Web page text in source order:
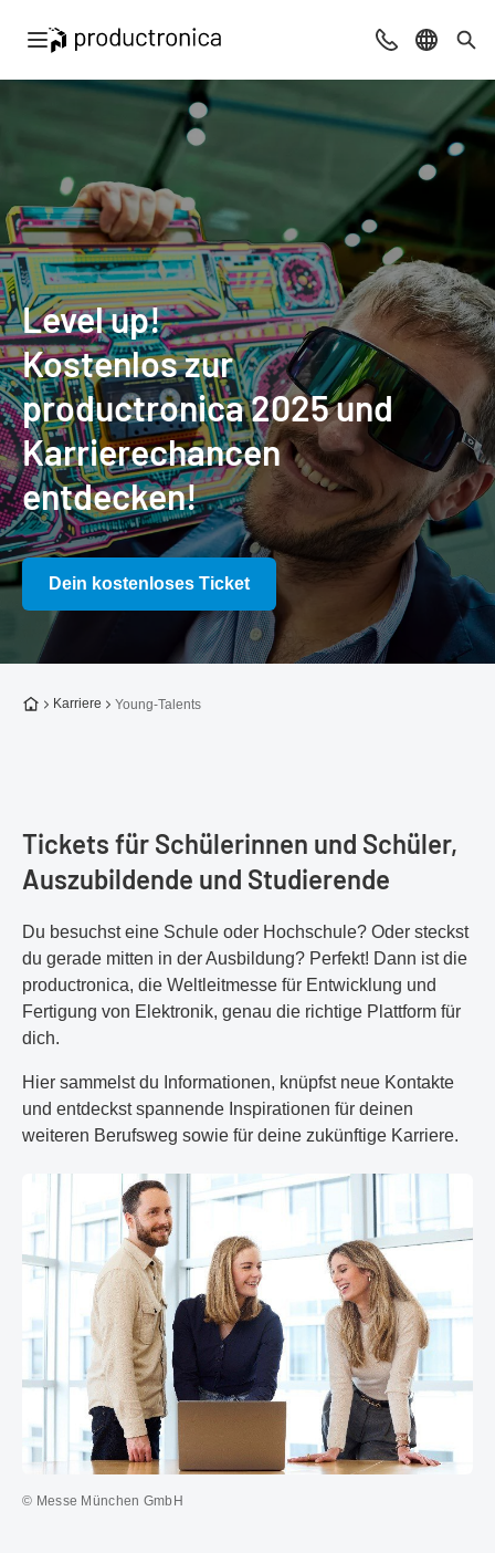
Navigation öffnen Beratung &
Sprache
Level up!
Kostenlos zur
productronica 2025 und
Karrierechancen
entdecken!
Dein kostenloses Ticket
Zur Startseite
Karriere Young-Talents
Tickets für Schülerinnen und Schüler,
Auszubildende und Studierende
Du besuchst eine Schule oder Hochschule? Oder steckst
du gerade mitten in der Ausbildung? Perfekt! Dann ist die
productronica, die Weltleitmesse für Entwicklung und
Fertigung von Elektronik, genau die richtige Plattform für
dich.
Hier sammelst du Informationen, knüpfst neue Kontakte
und entdeckst spannende Inspirationen für deinen
weiteren Berufsweg sowie für deine zukünftige Karriere.
© Messe München GmbH